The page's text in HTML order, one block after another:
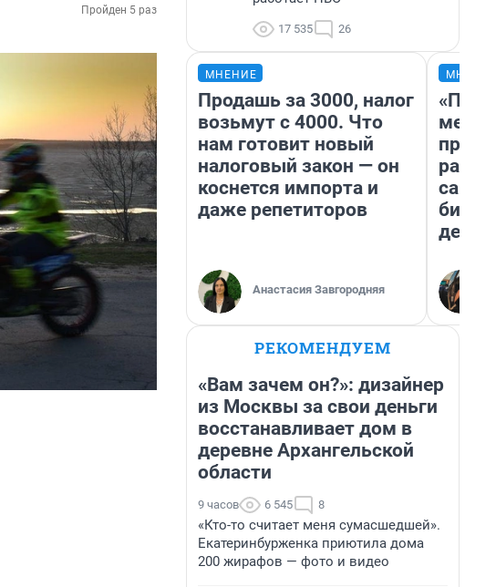
Пройден 5 раз
17 535 26
МНЕНИЕ
Продашь за 3000, налог
возьмут с 4000. Что
нам готовит новый
налоговый закон — он
коснется импорта и
даже репетиторов
Анастасия Завгородняя
РЕКОМЕНДУЕМ
«Вам зачем он?»: дизайнер
из Москвы за свои деньги
восстанавливает дом в
деревне Архангельской
области
9 часов 6 545 8
«Кто-то считает меня сумасшедшей».
Екатеринбурженка приютила дома
200 жирафов — фото и видео